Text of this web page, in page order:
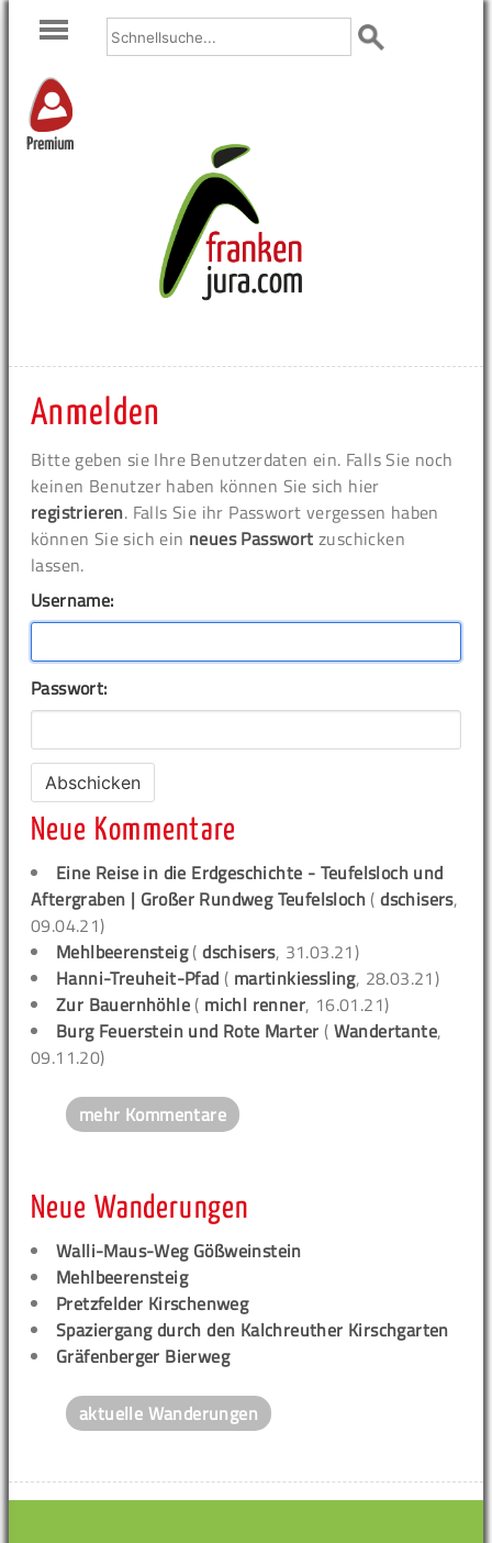
Premium
Anmelden
Bitte geben sie Ihre Benutzerdaten ein. Falls Sie noch
keinen Benutzer haben können Sie sich hier
registrieren. Falls Sie ihr Passwort vergessen haben
können Sie sich ein neues Passwort zuschicken
lassen.
Username:
Passwort:
Neue Kommentare
Eine Reise in die Erdgeschichte - Teufelsloch und
Aftergraben | Großer Rundweg Teufelsloch (dschisers,
09.04.21)
Mehlbeerensteig(dschisers, 31.03.21)
Hanni-Treuheit-Pfad ( martinkiessling, 28.03.21)
Zur Bauernhöhle ( michl renner, 16.01.21)
Burg Feuerstein und Rote Marter ( Wandertante,
09.11.20)
mehr Kommentare
Neue Wanderungen
Walli-Maus-Weg Gößweinstein
Mehlbeerensteig
Pretzfelder Kirschenweg
Spaziergang durch den Kalchreuther Kirschgarten
Gräfenberger Bierweg
aktuelle Wanderungen